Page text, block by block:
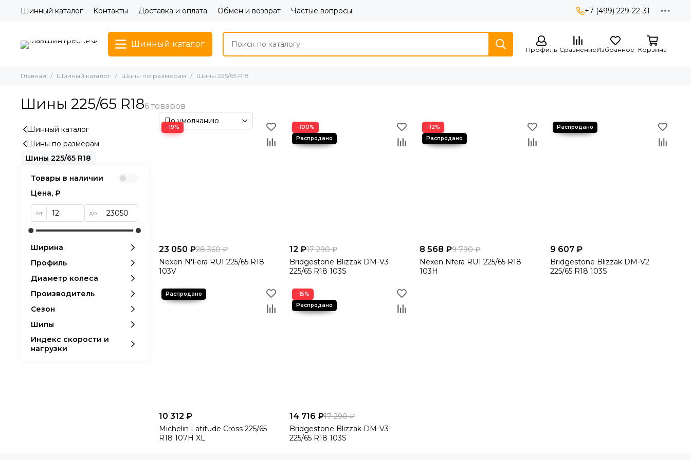
Шинный каталог Контакты Доставка и оплата Обмен и возврат Частые вопросы +7 (499) 229-22-31
Шинный каталог
Профиль СравнениеИзбранное Корзина
Главная Шинный каталог Шины по размерам Шины 225/65 R18
Шины 225/65 R18
−19%
23 050 ₽28 360 ₽
Nexen N'Fera RU1 225/65 R18
103V
−100%
12 ₽17 290 ₽
Bridgestone Blizzak DM-V3
225/65 R18 103S
−12%
8 568 ₽9 790 ₽
Nexen Nfera RU1 225/65 R18
103H
9 607 ₽
Bridgestone Blizzak DM-V2
225/65 R18 103S
10 312 ₽
Michelin Latitude Cross 225/65
R18 107H XL
−15%
14 716 ₽17 290 ₽
Bridgestone Blizzak DM-V3
225/65 R18 103S
Шинный каталог
Шины по размерам
Шины 225/65 R18
Товары в наличии
Цена, ₽
от до
Ширина
Профиль
Диаметр колеса
Производитель
Сезон
Шипы
Индекс скорости и
нагрузки